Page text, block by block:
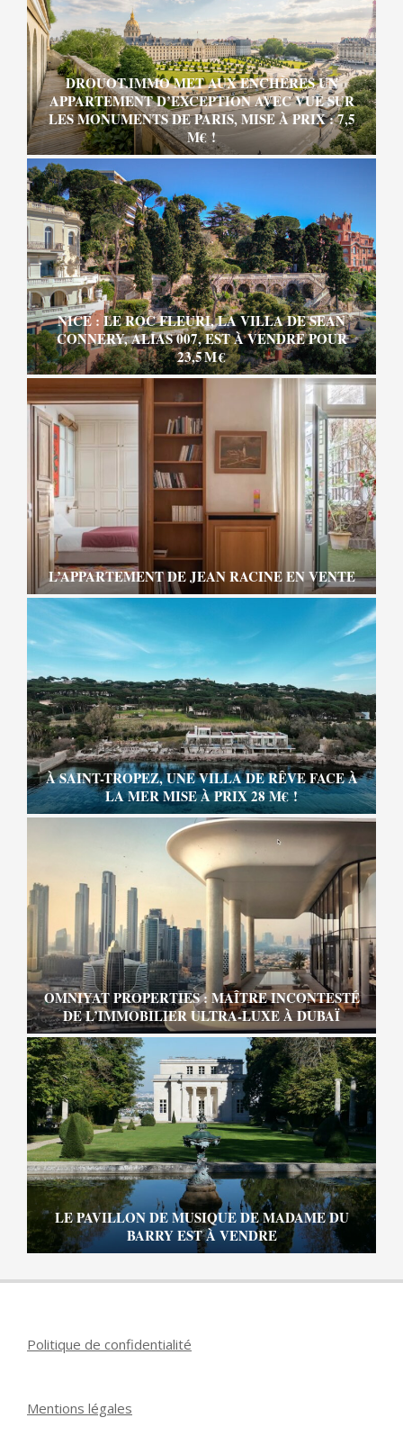
DROUOT.IMMO MET AUX ENCHÈRES UN
APPARTEMENT D’EXCEPTION AVEC VUE SUR
LES MONUMENTS DE PARIS, MISE À PRIX : 7,5
M€ !
NICE : LE ROC FLEURI, LA VILLA DE SEAN
CONNERY, ALIAS 007, EST À VENDRE POUR
23,5 M €
L’APPARTEMENT DE JEAN RACINE EN VENTE
À SAINT-TROPEZ, UNE VILLA DE RÊVE FACE À
LA MER MISE À PRIX 28 M€ !
OMNIYAT PROPERTIES : MAÎTRE INCONTESTÉ
DE L’IMMOBILIER ULTRA-LUXE À DUBAÏ
LE PAVILLON DE MUSIQUE DE MADAME DU
BARRY EST À VENDRE
Politique de confidentialité
Mentions légales